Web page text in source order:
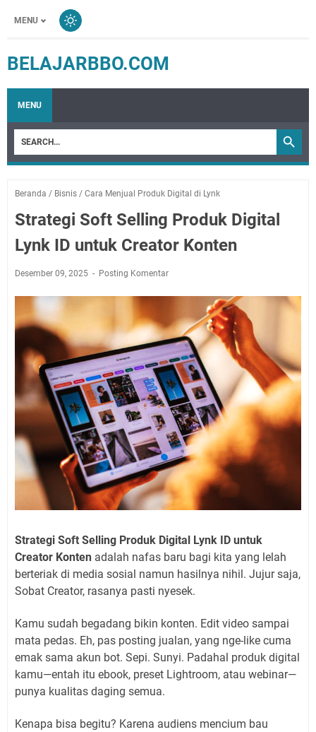
MENU
BELAJARBBO.COM
MENU
Beranda / Bisnis / Cara Menjual Produk Digital di Lynk
Strategi Soft Selling Produk Digital
Lynk ID untuk Creator Konten
Desember 09, 2025 Posting Komentar
Strategi Soft Selling Produk Digital Lynk ID untuk
Creator Konten adalah nafas baru bagi kita yang lelah
berteriak di media sosial namun hasilnya nihil. Jujur saja,
Sobat Creator, rasanya pasti nyesek.
Kamu sudah begadang bikin konten. Edit video sampai
mata pedas. Eh, pas posting jualan, yang nge-like cuma
emak sama akun bot. Sepi. Sunyi. Padahal produk digital
kamu—entah itu ebook, preset Lightroom, atau webinar—
punya kualitas daging semua.
Kenapa bisa begitu? Karena audiens mencium bau